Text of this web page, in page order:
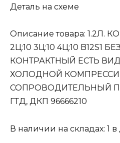
Деталь на схеме
Описание товара: 1.2Л.
2Ц:10 3Ц:10 4Ц:10 B12S1
КОНТРАКТНЫЙ ЕСТЬ
ХОЛОДНОЙ
СОПРОВОДИТЕЛЬНЫЙ
ГТД, ДКП 96666210
В наличии на складах: 1